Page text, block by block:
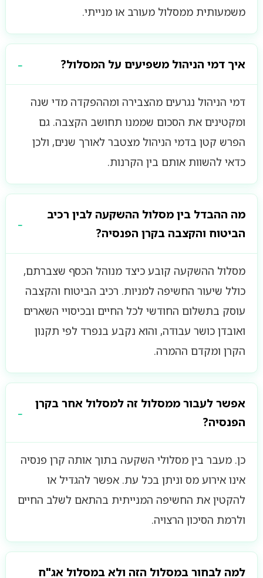
משמעותית ממסלול מעורב או מנייתי.
איך דמי הניהול משפיעים על המסלול?
דמי הניהול נגרעים מהצבירה ומההפקדה מדי שנה
ומקטינים את הסכום שממנו תחושב הקצבה. גם
הפרש קטן בדמי הניהול מצטבר לאורך שנים, ולכן
כדאי להשוות אותם בין הקרנות.
מה ההבדל בין מסלול ההשקעה לבין רכיב
הביטוח והקצבה בקרן הפנסיה?
מסלול ההשקעה קובע כיצד מנוהל הכסף שצברתם,
כולל שיעור החשיפה למניות. רכיב הביטוח והקצבה
עוסק בתשלום החודשי לכל החיים ובכיסויי השארים
ואובדן כושר עבודה, והוא נקבע בנפרד לפי תקנון
הקרן ומקדם ההמרה.
אפשר לעבור ממסלול זה למסלול אחר בקרן
הפנסיה?
כן. מעבר בין מסלולי השקעה בתוך אותה קרן פנסיה
אינו אירוע מס וניתן בכל עת. אפשר להגדיל או
להקטין את החשיפה המנייתית בהתאם לשלב החיים
ולרמת הסיכון הרצויה.
למה לבחור במסלול הזה ולא במסלול אג"ח